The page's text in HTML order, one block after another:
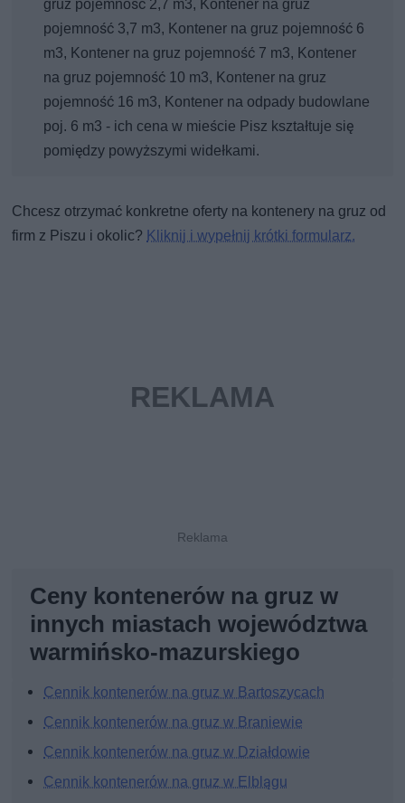
gruz pojemność 2,7 m3, Kontener na gruz
pojemność 3,7 m3, Kontener na gruz pojemność 6
m3, Kontener na gruz pojemność 7 m3, Kontener
na gruz pojemność 10 m3, Kontener na gruz
pojemność 16 m3, Kontener na odpady budowlane
poj. 6 m3 - ich cena w mieście Pisz kształtuje się
pomiędzy powyższymi widełkami.
Chcesz otrzymać konkretne oferty na kontenery na gruz od
firm z Piszu i okolic? Kliknij i wypełnij krótki formularz.
Ceny kontenerów na gruz w
innych miastach województwa
warmińsko-mazurskiego
Cennik kontenerów na gruz w Bartoszycach
Cennik kontenerów na gruz w Braniewie
Cennik kontenerów na gruz w Działdowie
Cennik kontenerów na gruz w Elblągu